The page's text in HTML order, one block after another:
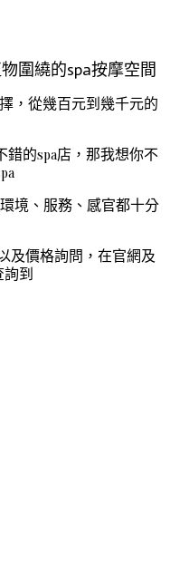
圍繞的spa按摩空間
，從幾百元到幾千元的
的spa店，那我想你不
境、服務、感官都十分
及價格詢問，在官網及
到